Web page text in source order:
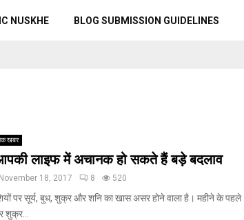
NUSKHE BLOG SUBMISSION GUIDELINES
खबर
लाइफ में अचानक हो सकते हैं बड़े बदलाव
November 18, 2017 8 520
पर सूर्य, बुध, शुक्र और शनि का खास असर होने वाला है। महीने के पहले
शुक्र...